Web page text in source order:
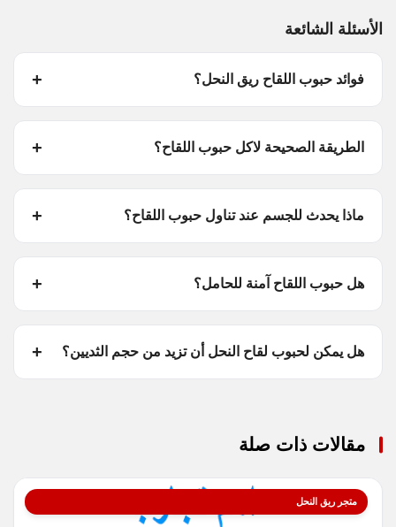
الأسئلة الشائعة
فوائد حبوب اللقاح ريق النحل؟
الطريقة الصحيحة لاكل حبوب اللقاح؟
ماذا يحدث للجسم عند تناول حبوب اللقاح؟
هل حبوب اللقاح آمنة للحامل؟
هل يمكن لحبوب لقاح النحل أن تزيد من حجم الثديين؟
مقالات ذات صلة
متجر ريق النحل